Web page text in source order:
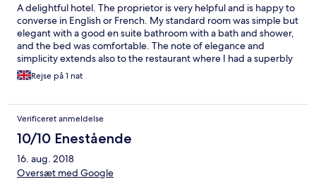
avons eu de belles informations sur le lieu, château chargé
d’histoire...
A delightful hotel. The proprietor is very helpful and is happy to
converse in English or French. My standard room was simple but
elegant with a good en suite bathroom with a bath and shower,
and the bed was comfortable. The note of elegance and
simplicity extends also to the restaurant where I had a superbly
cooked and presented meal. Breakfast was outstanding.
Rejse på 1 nat
Verificeret anmeldelse
10/10 Enestående
16. aug. 2018
Oversæt med Google